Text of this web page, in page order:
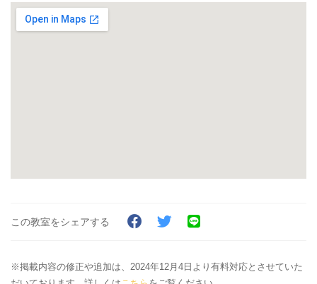
この教室をシェアする
※掲載内容の修正や追加は、2024年12月4日より有料対応とさせていた